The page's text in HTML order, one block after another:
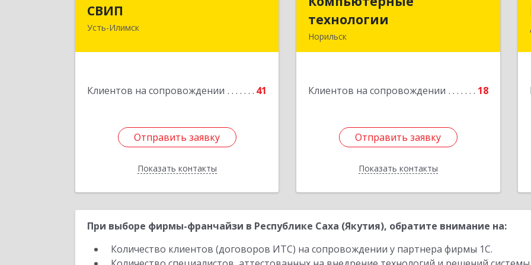
СВИП
Усть-Илимск
Клиентов на сопровождении 41
Отправить заявку
Показать контакты
666685, Иркутская обл, Усть-Илимск г,
Отправить заявку
Назад
технологии
Норильск
Клиентов на сопровождении 18
Отправить заявку
Показать контакты
Подробнее
Отправить заявку
Назад
При выборе фирмы-франчайзи в Республике Саха (Якутия), обратите внимание на:
Количество клиентов (договоров ИТС) на сопровождении у партнера фирмы 1С.